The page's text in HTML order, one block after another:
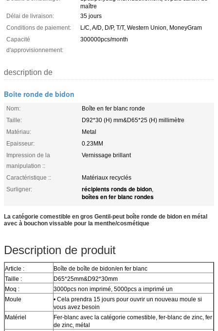
maître
Délai de livraison:
35 jours
Conditions de paiement:
L/C, A/D, D/P, T/T, Western Union, MoneyGram
Capacité
d'approvisionnement:
300000pcs/month
description de
Boîte ronde de bidon
Nom:
Boîte en fer blanc ronde
Taille:
D92*30 (H) mm&D65*25 (H) millimètre
Matériau:
Metal
Epaisseur:
0.23MM
Impression de la
manipulation ::
Vernissage brillant
Caractéristique ::
Matériaux recyclés
Surligner:
récipients ronds de bidon,
boîtes en fer blanc rondes
La catégorie comestible en gros Gentil-peut boîte ronde de bidon en métal
avec à bouchon vissable pour la menthe/cosmétique
Description de produit
Article :
Boîte de boîte de bidon/en fer blanc
Taille :
D65*25mm&D92*30mm
Moq :
3000pcs non imprimé, 5000pcs a imprimé un
Moule
• Cela prendra 15 jours pour ouvrir un nouveau moule si
vous avez besoin
Matériel
Fer-blanc avec la catégorie comestible, fer-blanc de zinc, fer
de zinc, métal